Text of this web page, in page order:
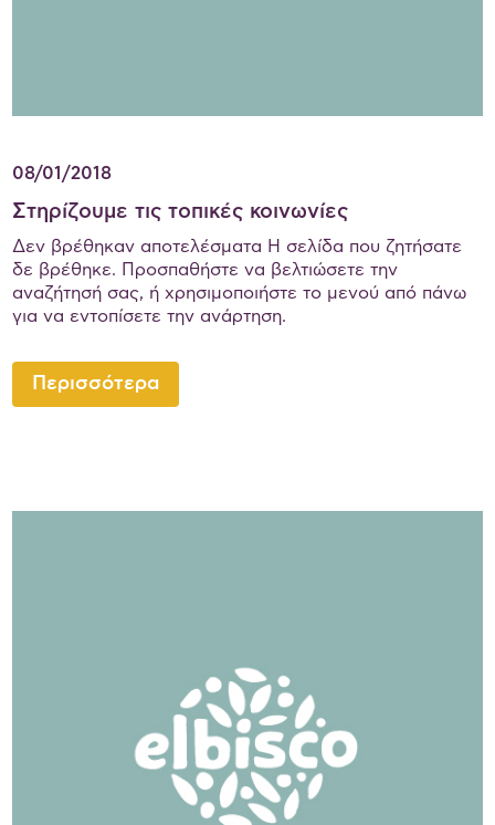
08/01/2018
Στηρίζουμε τις τοπικές κοινωνίες
Δεν βρέθηκαν αποτελέσματα Η σελίδα που ζητήσατε
δε βρέθηκε. Προσπαθήστε να βελτιώσετε την
αναζήτησή σας, ή χρησιμοποιήστε το μενού από πάνω
για να εντοπίσετε την ανάρτηση.
Περισσότερα